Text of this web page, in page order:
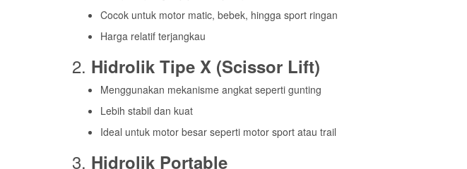
Ideal untuk motor besar seperti motor sport atau trail
3.Hidrolik Portable
Desain ringkas dan bisa dipindah-pindahkan
Cocok untuk usaha cuci motor keliling atau tempat sempit
Harga Hidrolik Cuci Motor Terbaru
Berikut adalah kisaran harga terbaru hidrolik cuci motor di pasaran Indonesia tahun 2025: